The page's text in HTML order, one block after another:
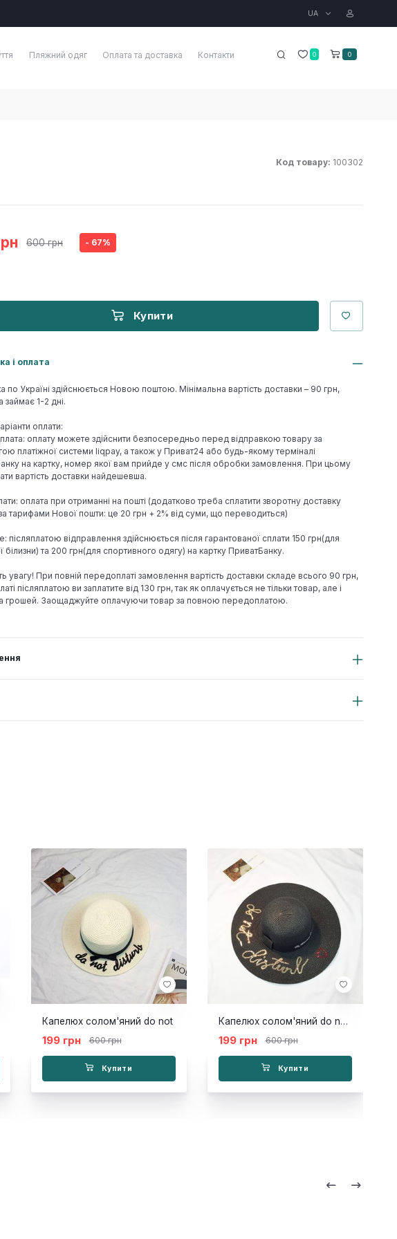
UA
0 0
Пляжний одяг Оплата та доставка Контакти
Код товару: 100302
600 грн - 67%
Купити
і оплата
по Україні здійснюється Новою поштою. Мінімальна вартість доставки – 90 грн,
займає 1-2 дні.
оплати:
оплату можете здійснити безпосередньо перед відправкою товару за
платіжної системи liqpay, а також у Приват24 або будь-якому терміналі
на картку, номер якої вам прийде у смс після обробки замовлення. При цьому
вартість доставки найдешевша.
оплата при отриманні на пошті (додатково треба сплатити зворотну доставку
тарифами Нової пошти: це 20 грн + 2% від суми, що переводиться)
післяплатою відправлення здійснюється після гарантованої сплати 150 грн(для
білизни) та 200 грн(для спортивного одягу) на картку ПриватБанку.
увагу! При повній передоплаті замовлення вартість доставки складе всього 90 грн,
післяплатою ви заплатите від 130 грн, так як оплачується не тільки товар, але і
грошей. Заощаджуйте оплачуючи товар за повною передоплатою.
Капелюх солом'яний do not
199 грн 600 грн
Купити
Капелюх солом'яний do not чорний
199 грн 600 грн
Купити